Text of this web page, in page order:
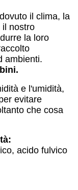
il clima, la
il nostro
la loro
ambienti.
e l'umidità,
evitare
che cosa
acido fulvico